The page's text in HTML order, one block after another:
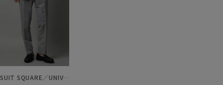
SUIT SQUARE／UNIVERSAL LANGUAGE